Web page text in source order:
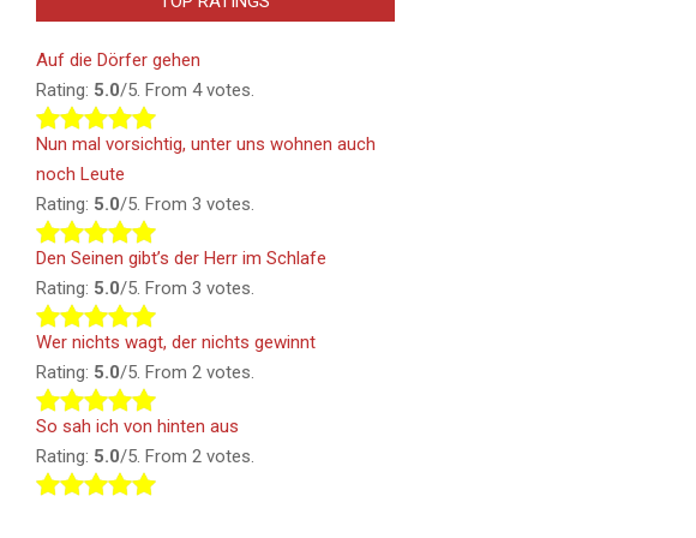
Auf die Dörfer gehen
Rating: 5.0/5. From 4 votes.
Nun mal vorsichtig, unter uns wohnen auch
noch Leute
Rating: 5.0/5. From 3 votes.
Den Seinen gibt’s der Herr im Schlafe
Rating: 5.0/5. From 3 votes.
Wer nichts wagt, der nichts gewinnt
Rating: 5.0/5. From 2 votes.
So sah ich von hinten aus
Rating: 5.0/5. From 2 votes.